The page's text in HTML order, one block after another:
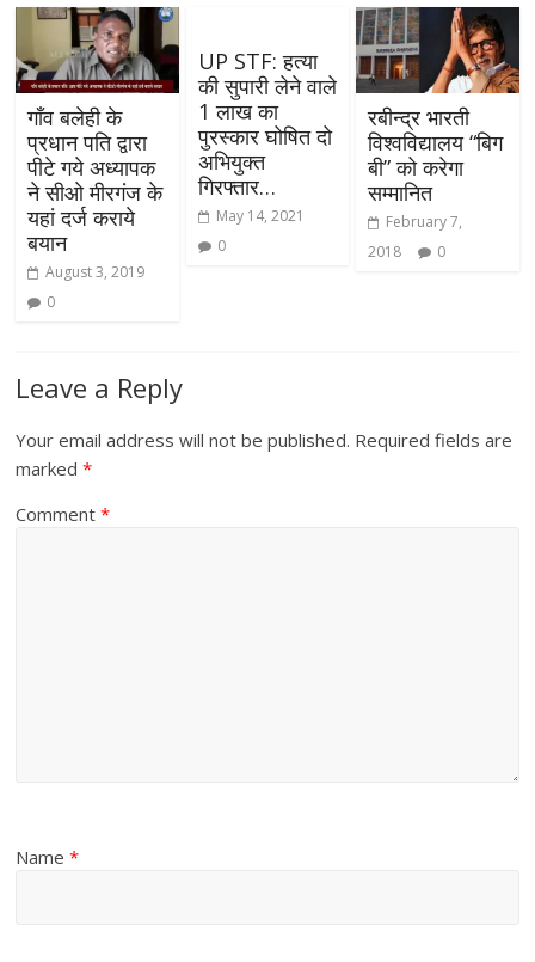
गाँव बलेही के
प्रधान पति द्वारा
पीटे गये अध्यापक
ने सीओ मीरगंज के
यहां दर्ज कराये
बयान
August 3, 2019
0
UP STF: हत्या
की सुपारी लेने वाले
1 लाख का
पुरस्कार घोषित दो
अभियुक्त
गिरफ्तार…
May 14, 2021
0
रबीन्द्र भारती
विश्वविद्यालय “बिग
बी” को करेगा
सम्मानित
February 7,
2018
0
Leave a Reply
Your email address will not be published. Required fields are
marked*
Comment*
Name*